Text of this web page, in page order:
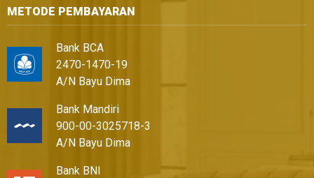
METODE PEMBAYARAN
Bank BCA
2470-1470-19
A/N Bayu Dima
Bank Mandiri
900-00-3025718-3
A/N Bayu Dima
Bank BNI